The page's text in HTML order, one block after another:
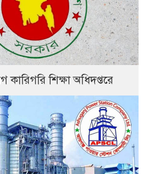
শিক্ষা অধিদপ্তরে